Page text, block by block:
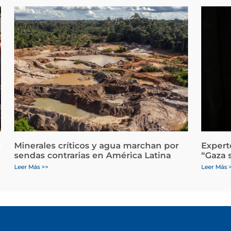
Minerales críticos y agua marchan por
sendas contrarias en América Latina
Leer Más >>
“Gaza
Leer Más